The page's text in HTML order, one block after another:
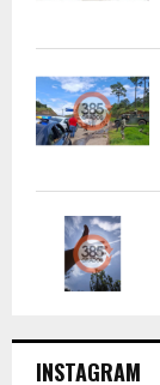
INSTAGRAM